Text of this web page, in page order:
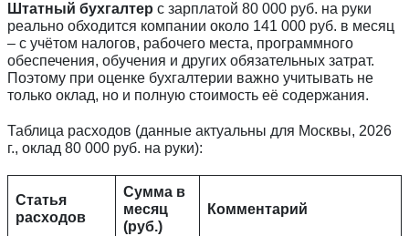
Штатный бухгалтер с зарплатой 80 000 руб. на руки
реально обходится компании около 141 000 руб. в месяц
– с учётом налогов, рабочего места, программного
обеспечения, обучения и других обязательных затрат.
Поэтому при оценке бухгалтерии важно учитывать не
только оклад, но и полную стоимость её содержания.
Таблица расходов (данные актуальны для Москвы, 2026
г., оклад 80 000 руб. на руки):
Статья
расходов
Сумма в
месяц
(руб.)
Комментарий